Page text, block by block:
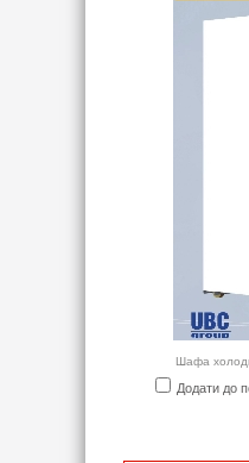
Шафа
Додати до